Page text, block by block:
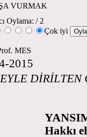
VURMAK
Oylama: / 2
Çok iyi
MES
2015
DİRİLTEN
Hakkı